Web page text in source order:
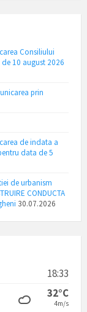
Consiliului
10 august 2026
prin
de indata a
data de 5
de urbanism
CONDUCTA
30.07.2026
18:33
32°C
4m/s